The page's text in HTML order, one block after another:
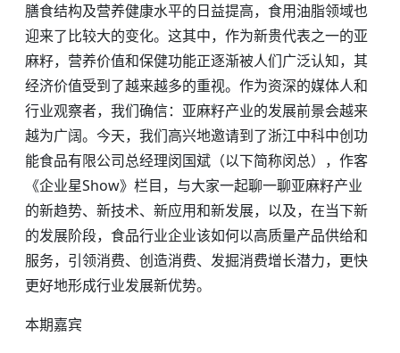
膳食结构及营养健康水平的日益提高，食用油脂领域也
迎来了比较大的变化。这其中，作为新贵代表之一的亚
麻籽，营养价值和保健功能正逐渐被人们广泛认知，其
经济价值受到了越来越多的重视。作为资深的媒体人和
行业观察者，我们确信：亚麻籽产业的发展前景会越来
越为广阔。今天，我们高兴地邀请到了浙江中科中创功
能食品有限公司总经理闵国斌（以下简称闵总），作客
《企业星Show》栏目，与大家一起聊一聊亚麻籽产业
的新趋势、新技术、新应用和新发展，以及，在当下新
的发展阶段，食品行业企业该如何以高质量产品供给和
服务，引领消费、创造消费、发掘消费增长潜力，更快
更好地形成行业发展新优势。
本期嘉宾